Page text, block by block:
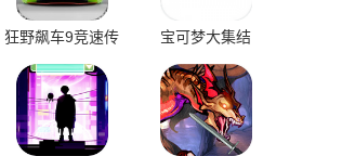
狂野飙车9竞速传
宝可梦大集结